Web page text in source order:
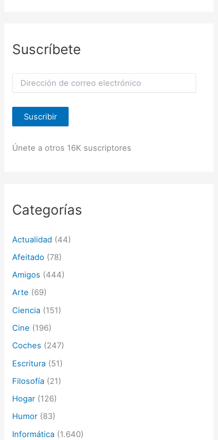
Suscríbete
e
c
ó
r
r
e
e
c
r
n
c
o
Suscribir
Únete a otros 16K suscriptores
Categorías
Actualidad (44)
Afeitado (78)
Amigos (444)
Arte (69)
Ciencia (151)
Cine (196)
Coches (247)
Escritura (51)
Filosofía (21)
Hogar (126)
Humor (83)
Informática (1.640)